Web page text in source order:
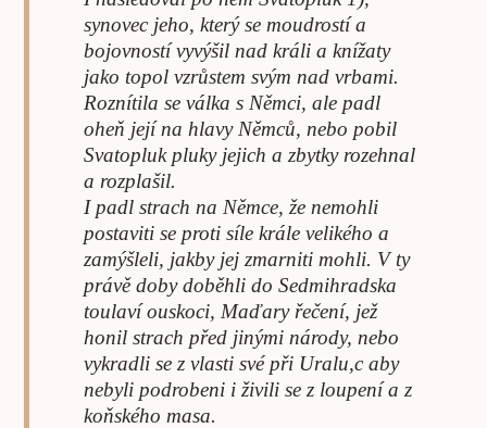
synovec jeho, který se moudrostí a
bojovností vyvýšil nad králi a knížaty
jako topol vzrůstem svým nad vrbami.
Roznítila se válka s Němci, ale padl
oheň její na hlavy Němců, nebo pobil
Svatopluk pluky jejich a zbytky rozehnal
a rozplašil.
I padl strach na Němce, že nemohli
postaviti se proti síle krále velikého a
zamýšleli, jakby jej zmarniti mohli. V ty
právě doby doběhli do Sedmihradska
toulaví ouskoci, Maďary řečení, jež
honil strach před jinými národy, nebo
vykradli se z vlasti své při Uralu,c aby
nebyli podrobeni i živili se z loupení a z
koňského masa.